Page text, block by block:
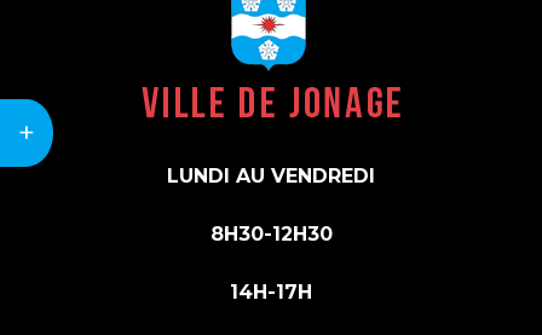
+
LUNDI AU VENDREDI
8H30-12H30
14H-17H